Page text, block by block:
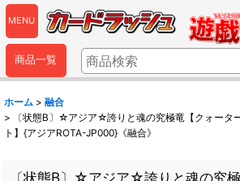
MENU
商品一覧
ホーム > 融合
>
〔状態B〕☆アジア☆誇りと魂の究極竜【クォータ
ト】{アジアROTA-JP000}《融合》
〔状態B〕☆アジア☆誇りと魂の究